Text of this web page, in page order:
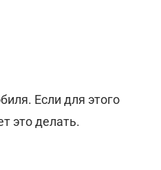
Если для этого
это делать.